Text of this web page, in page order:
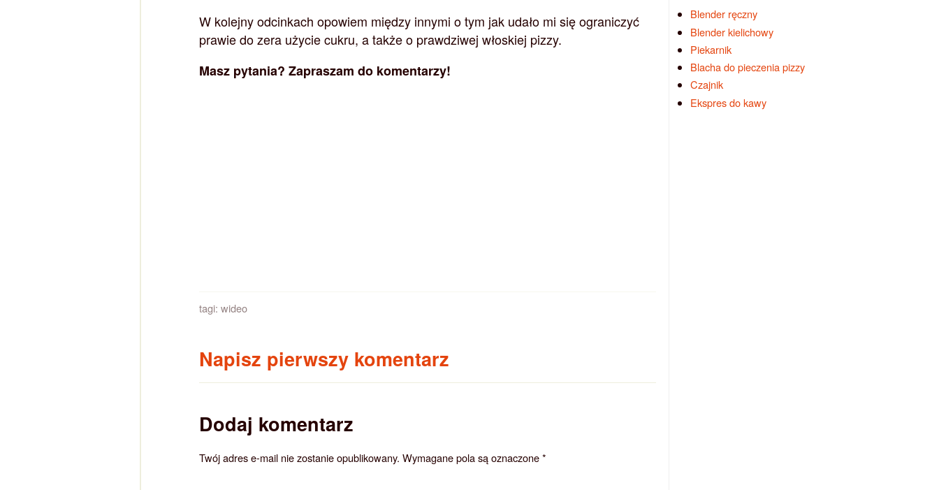
W kolejny odcinkach opowiem między innymi o tym jak udało mi się ograniczyć
prawie do zera użycie cukru, a także o prawdziwej włoskiej pizzy.
Masz pytania? Zapraszam do komentarzy!
tagi: wideo
Blender ręczny
Blender kielichowy
Piekarnik
Blacha do pieczenia pizzy
Czajnik
Ekspres do kawy
Napisz pierwszy komentarz
Dodaj komentarz
Twój adres e-mail nie zostanie opublikowany. Wymagane pola są oznaczone*